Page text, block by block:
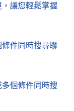
讓您輕鬆掌握
件同時搜尋聯
多個條件同時搜